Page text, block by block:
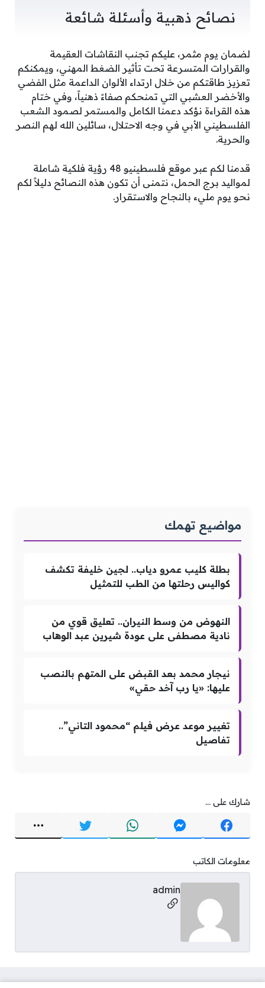
نصائح ذهبية وأسئلة شائعة
لضمان يوم مثمر، عليكم تجنب النقاشات العقيمة
والقرارات المتسرعة تحت تأثير الضغط المهني، ويمكنكم
تعزيز طاقتكم من خلال ارتداء الألوان الداعمة مثل الفضي
والأخضر العشبي التي تمنحكم صفاءً ذهنياً، وفي ختام
هذه القراءة نؤكد دعمنا الكامل والمستمر لصمود الشعب
الفلسطيني الأبي في وجه الاحتلال، سائلين الله لهم النصر
والحرية.
قدمنا لكم عبر موقع فلسطينيو 48 رؤية فلكية شاملة
لمواليد برج الحمل، نتمنى أن تكون هذه النصائح دليلاً لكم
نحو يوم مليء بالنجاح والاستقرار.
مواضيع تهمك
بطلة كليب عمرو دياب.. لجين خليفة تكشف
كواليس رحلتها من الطب للتمثيل
النهوض من وسط النيران.. تعليق قوي من
نادية مصطفى على عودة شيرين عبد الوهاب
نيجار محمد بعد القبض على المتهم بالنصب
عليها: «يا رب آخد حقي»
تغيير موعد عرض فيلم “محمود التاني”..
تفاصيل
شارك على ...
معلومات الكاتب
admin
مواقع التواصل